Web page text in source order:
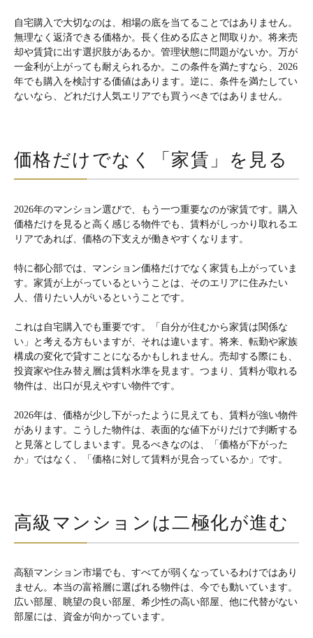
自宅購入で大切なのは、相場の底を当てることではありません。
無理なく返済できる価格か。長く住める広さと間取りか。将来売
却や賃貸に出す選択肢があるか。管理状態に問題がないか。万が
一金利が上がっても耐えられるか。この条件を満たすなら、2026
年でも購入を検討する価値はあります。逆に、条件を満たしてい
ないなら、どれだけ人気エリアでも買うべきではありません。
価格だけでなく「家賃」を見る
2026年のマンション選びで、もう一つ重要なのが家賃です。購入
価格だけを見ると高く感じる物件でも、賃料がしっかり取れるエ
リアであれば、価格の下支えが働きやすくなります。
特に都心部では、マンション価格だけでなく家賃も上がっていま
す。家賃が上がっているということは、そのエリアに住みたい
人、借りたい人がいるということです。
これは自宅購入でも重要です。「自分が住むから家賃は関係な
い」と考える方もいますが、それは違います。将来、転勤や家族
構成の変化で貸すことになるかもしれません。売却する際にも、
投資家や住み替え層は賃料水準を見ます。つまり、賃料が取れる
物件は、出口が見えやすい物件です。
2026年は、価格が少し下がったように見えても、賃料が強い物件
があります。こうした物件は、表面的な値下がりだけで判断する
と見落としてしまいます。見るべきなのは、「価格が下がった
か」ではなく、「価格に対して賃料が見合っているか」です。
高級マンションは二極化が進む
高額マンション市場でも、すべてが弱くなっているわけではあり
ません。本当の富裕層に選ばれる物件は、今でも動いています。
広い部屋、眺望の良い部屋、希少性の高い部屋、他に代替がない
部屋には、資金が向かっています。